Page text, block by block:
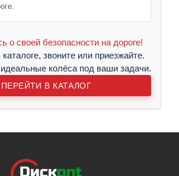
о своей безопасности на дороге!
звоните или приезжайте.
колёса под ваши задачи.
ПЕРЕЙТИ В КАТАЛОГ